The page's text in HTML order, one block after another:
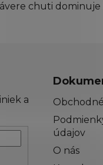
chuti
a
údajov
O nás